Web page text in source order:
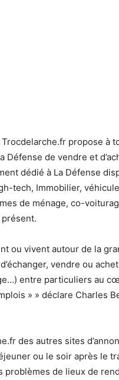
propose à
de vendre et
dédié à La Défense
tech, Immobilier,
de ménage, co-
présent.
ou vivent autour de la
vendre ou
entre particuliers au
» » déclare Charles
des autres sites
ou le soir après le
de lieux de